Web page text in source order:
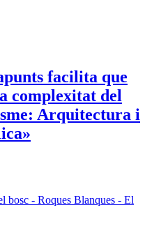
facilita que
complexitat del
Arquitectura i